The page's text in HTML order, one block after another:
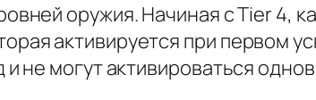
оружия. Начиная с Tier 4,
активируется при первом
не могут активироваться